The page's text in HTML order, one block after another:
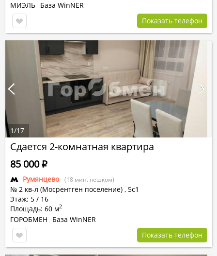
МИЭЛЬ База WinNER
Показать телефон
Сдается 2-комнатная квартира
Румянцево (18 мин. пешком)
№ 2 кв-л (Мосрентген поселение) , 5с1
Этаж: 5 / 16
Площадь: 60 м2
85 000Р
ГОРОБМЕН
База WinNER
Показать телефон
1/17